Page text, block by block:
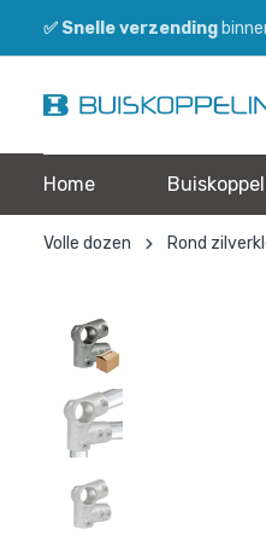
✅ Snelle verzending
Home
Volle dozen Rond